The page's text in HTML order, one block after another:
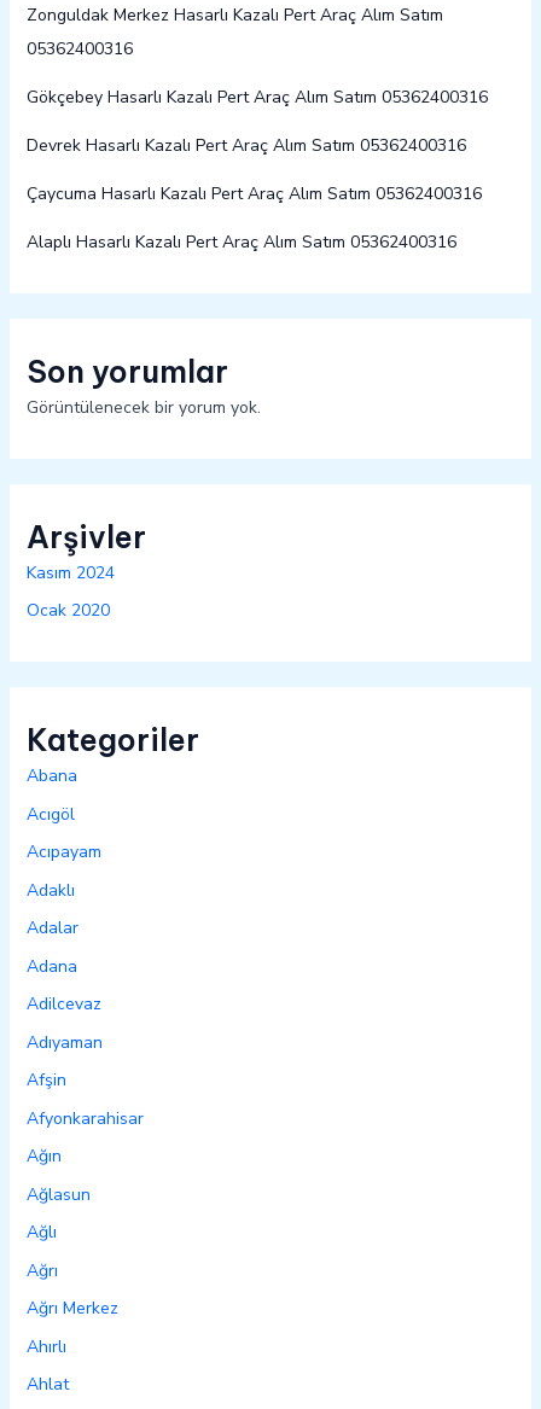
Zonguldak Merkez Hasarlı Kazalı Pert Araç Alım Satım
05362400316
Gökçebey Hasarlı Kazalı Pert Araç Alım Satım 05362400316
Devrek Hasarlı Kazalı Pert Araç Alım Satım 05362400316
Çaycuma Hasarlı Kazalı Pert Araç Alım Satım 05362400316
Alaplı Hasarlı Kazalı Pert Araç Alım Satım 05362400316
Son yorumlar
Görüntülenecek bir yorum yok.
Arşivler
Kasım 2024
Ocak 2020
Kategoriler
Abana
Acıgöl
Acıpayam
Adaklı
Adalar
Adana
Adilcevaz
Adıyaman
Afşin
Afyonkarahisar
Ağın
Ağlasun
Ağlı
Ağrı
Ağrı Merkez
Ahırlı
Ahlat